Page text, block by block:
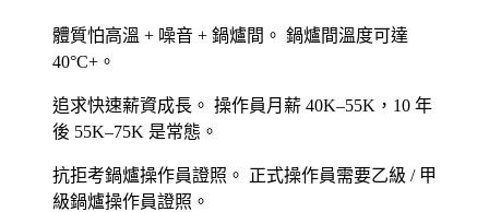
體質怕高溫 + 噪音 + 鍋爐間。 鍋爐間溫度可達
40°C+。
追求快速薪資成長。 操作員月薪 40K–55K，10 年
後 55K–75K 是常態。
抗拒考鍋爐操作員證照。 正式操作員需要乙級 / 甲
級鍋爐操作員證照。